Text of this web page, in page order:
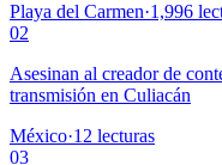
Playa del Carmen·1,996
02
Asesinan al creador de
transmisión en Culiacán
México·12 lecturas
03